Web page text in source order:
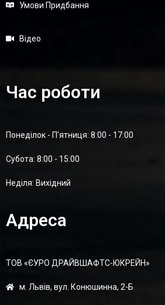
Умови Придбання
Відео
Час роботи
Понеділок - П'ятниця: 8:00 - 17:00
Суботa: 8:00 - 15:00
Неділя: Вихідний
Адреса
ТОВ «ЄУРО ДРАЙВШАФТC-ЮКРЕЙН»
м. Львів, вул. Конюшинна, 2-Б